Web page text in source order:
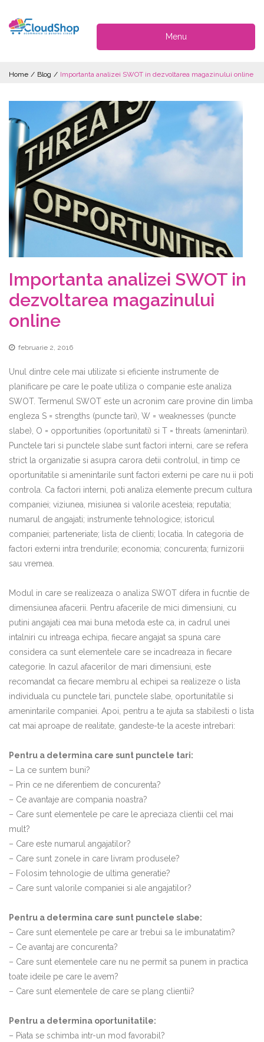
Menu
Home / Blog / Importanta analizei SWOT in dezvoltarea magazinului online
Importanta analizei SWOT in
dezvoltarea magazinului
online
februarie 2, 2016
Unul dintre cele mai utilizate si eficiente instrumente de
planificare pe care le poate utiliza o companie este analiza
SWOT. Termenul SWOT este un acronim care provine din limba
engleza S = strengths (puncte tari), W = weaknesses (puncte
slabe), O = opportunities (oportunitati) si T = threats (amenintari).
Punctele tari si punctele slabe sunt factori interni, care se refera
strict la organizatie si asupra carora detii controlul, in timp ce
oportunitatile si amenintarile sunt factori externi pe care nu ii poti
controla. Ca factori interni, poti analiza elemente precum cultura
companiei; viziunea, misiunea si valorile acesteia; reputatia;
numarul de angajati; instrumente tehnologice; istoricul
companiei; parteneriate; lista de clienti; locatia. In categoria de
factori externi intra trendurile; economia; concurenta; furnizorii
sau vremea.
Modul in care se realizeaza o analiza SWOT difera in fucntie de
dimensiunea afacerii. Pentru afacerile de mici dimensiuni, cu
putini angajati cea mai buna metoda este ca, in cadrul unei
intalniri cu intreaga echipa, fiecare angajat sa spuna care
considera ca sunt elementele care se incadreaza in fiecare
categorie. In cazul afacerilor de mari dimensiuni, este
recomandat ca fiecare membru al echipei sa realizeze o lista
individuala cu punctele tari, punctele slabe, oportunitatile si
amenintarile companiei. Apoi, pentru a te ajuta sa stabilesti o lista
cat mai aproape de realitate, gandeste-te la aceste intrebari:
Pentru a determina care sunt punctele tari:
– La ce suntem buni?
– Prin ce ne diferentiem de concurenta?
– Ce avantaje are compania noastra?
– Care sunt elementele pe care le apreciaza clientii cel mai
mult?
– Care este numarul angajatilor?
– Care sunt zonele in care livram produsele?
– Folosim tehnologie de ultima generatie?
– Care sunt valorile companiei si ale angajatilor?
Pentru a determina care sunt punctele slabe:
– Care sunt elementele pe care ar trebui sa le imbunatatim?
– Ce avantaj are concurenta?
– Care sunt elementele care nu ne permit sa punem in practica
toate ideile pe care le avem?
– Care sunt elementele de care se plang clientii?
Pentru a determina oportunitatile:
– Piata se schimba intr-un mod favorabil?